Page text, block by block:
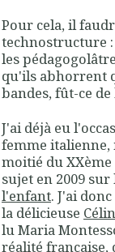
Pour cela, il
technostructure
les
qu'ils abhorrent
bandes, fût-ce
J'ai déjà eu
femme italienne,
moitié du
sujet en 2009
l'enfant. J'ai
la délicieuse
lu Maria
réalité française,